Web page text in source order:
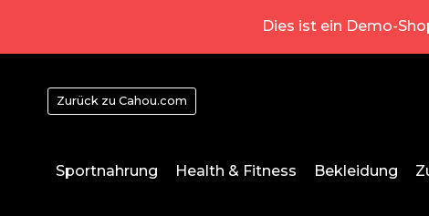
springen
Dies ist ein Demo-
Zurück zu Cahou.com
Sportnahrung Health & Fitness Bekleidung